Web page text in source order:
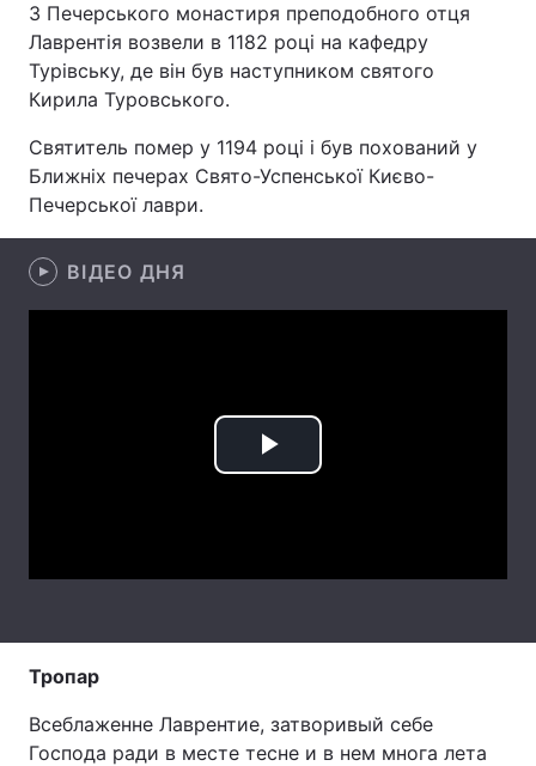
Економіка Світ
Спорт Наука
Зброя Інциденти
Цікавинки
Послуги
З Печерського монастиря преподобного отця
Лаврентія возвели в 1182 році на кафедру
Турівську, де він був наступником святого
Кирила Туровського.
Святитель помер у 1194 році і був похований у
Ближніх печерах Свято-Успенської Києво-
Печерської лаври.
ВІДЕО ДНЯ
Play
Тропар
Всеблаженне Лаврентие, затворивый себе
Господа ради в месте тесне и в нем многа лета